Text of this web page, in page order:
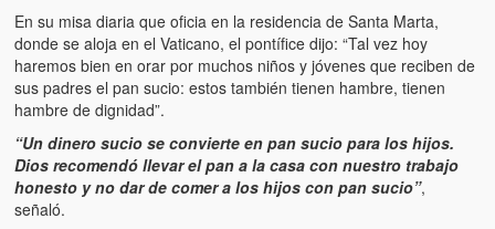
Victimas del 11 de abril de 2002
Víctimas del régimen dictatorial de Chávez desde que tomó el
poder hasta el 31 de diciembre de 2009
Víctimas inocentes de la violencia castrista del 4 de Febrero de
1992
¡¡¡Miserable traidor, mira a tu pueblo!!! (Despicable traitor, look
your country!!!)
En su misa diaria que oficia en la residencia de Santa Marta,
donde se aloja en el Vaticano, el pontífice dijo: “Tal vez hoy
haremos bien en orar por muchos niños y jóvenes que reciben de
sus padres el pan sucio: estos también tienen hambre, tienen
hambre de dignidad”.
“Un dinero sucio se convierte en pan sucio para los hijos.
Dios recomendó llevar el pan a la casa con nuestro trabajo
honesto y no dar de comer a los hijos con pan sucio”,
señaló.